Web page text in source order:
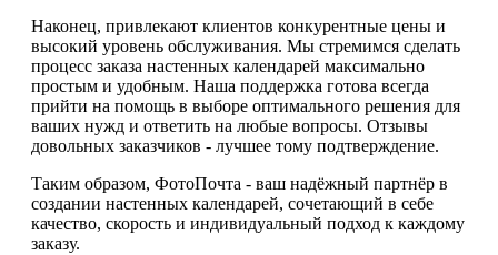
Наконец, привлекают клиентов конкурентные цены и
высокий уровень обслуживания. Мы стремимся сделать
процесс заказа настенных календарей максимально
простым и удобным. Наша поддержка готова всегда
прийти на помощь в выборе оптимального решения для
ваших нужд и ответить на любые вопросы. Отзывы
довольных заказчиков - лучшее тому подтверждение.
Таким образом, ФотоПочта - ваш надёжный партнёр в
создании настенных календарей, сочетающий в себе
качество, скорость и индивидуальный подход к каждому
заказу.